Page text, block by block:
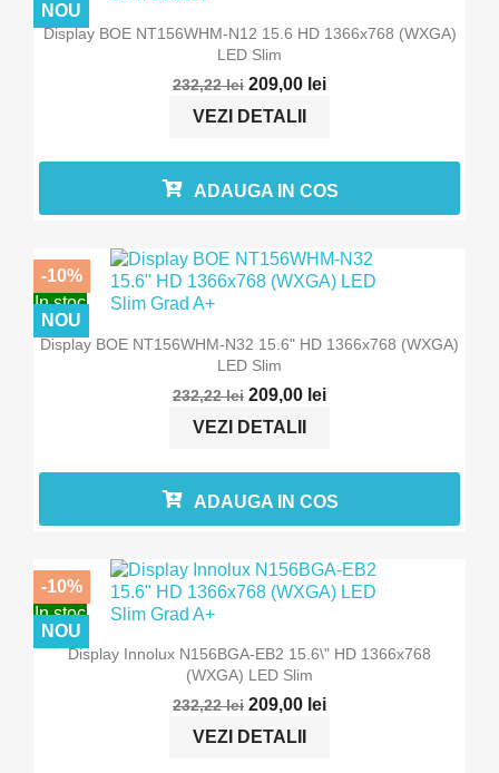
Display BOE NT156WHM-N12 15.6 HD 1366x768 (WXGA)
LED Slim
232,22 lei 209,00 lei
VEZI DETALII
NOU
ADAUGA IN COS
In stoc
Display BOE NT156WHM-N32 15.6" HD 1366x768 (WXGA)
LED Slim
232,22 lei 209,00 lei
VEZI DETALII
-10%
NOU
ADAUGA IN COS
In stoc
Display Innolux N156BGA-EB2 15.6\" HD 1366x768
(WXGA) LED Slim
232,22 lei 209,00 lei
VEZI DETALII
-10%
NOU